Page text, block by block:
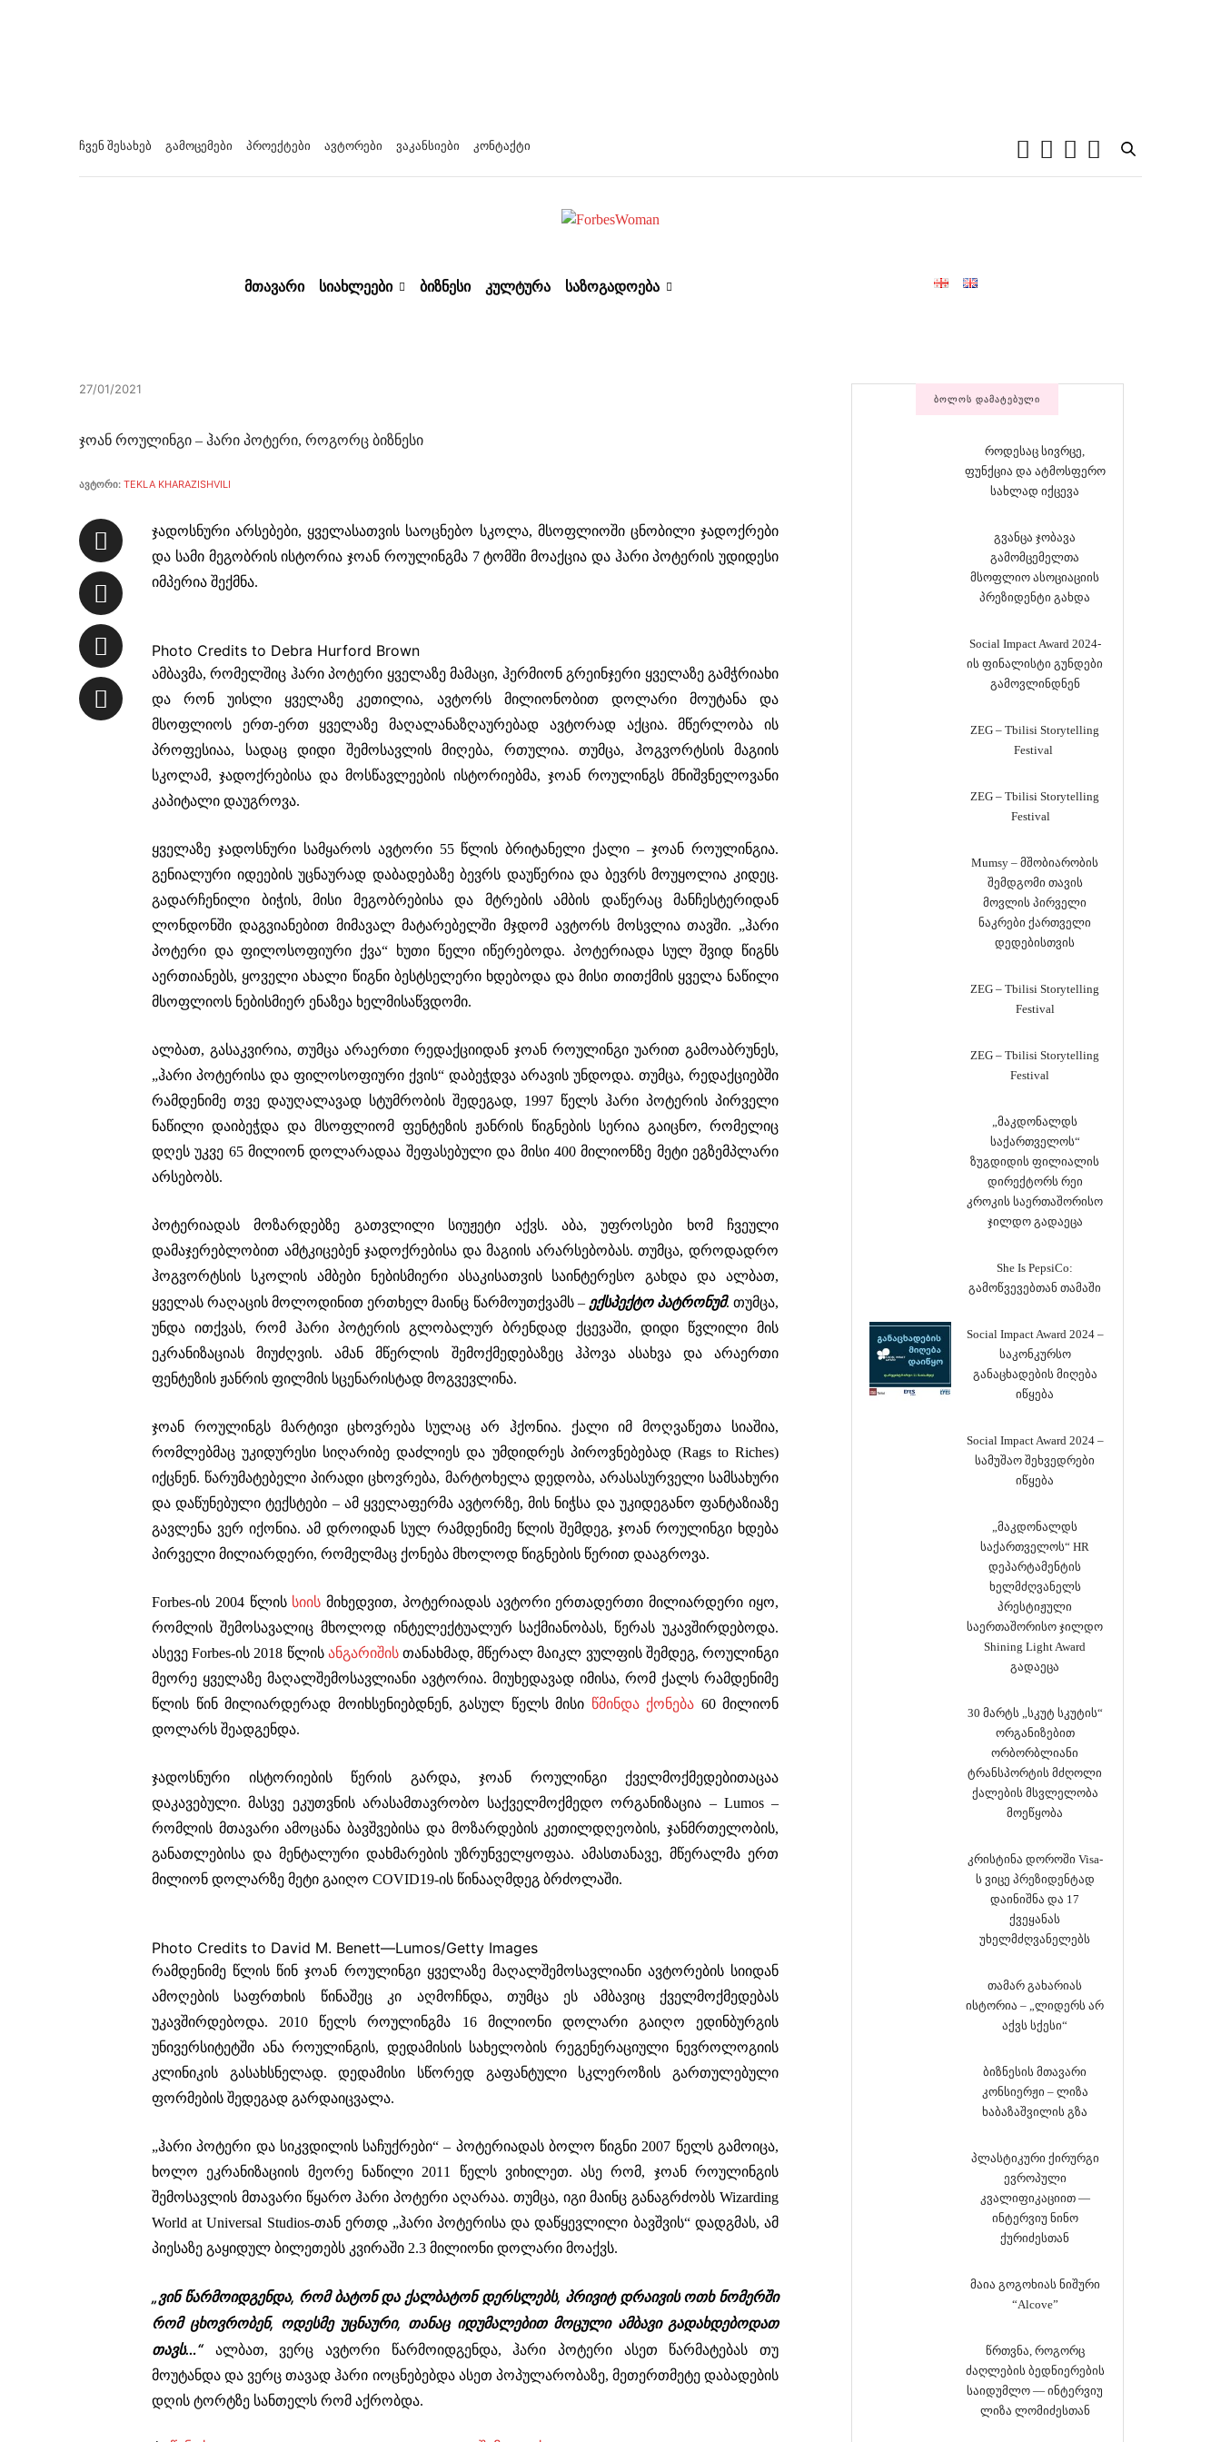
ჩვენ შესახებ გამოცემები პროექტები ავტორები ვაკანსიები კონტაქტი
ᲛᲗᲐᲕᲐᲠᲘ ᲡᲘᲐᲮᲚᲔᲔᲑᲘ ᲑᲘᲖᲜᲔᲡᲘ ᲙᲣᲚᲢᲣᲠᲐ ᲡᲐᲖᲝᲒᲐᲓᲝᲔᲑᲐ
27/01/2021
ჯოან როულინგი – ჰარი პოტერი, როგორც ბიზნესი
ავტორი: TEKLA KHARAZISHVILI
ჯადოსნური არსებები, ყველასათვის საოცნებო სკოლა, მსოფლიოში ცნობილი ჯადოქრები
და სამი მეგობრის ისტორია ჯოან როულინგმა 7 ტომში მოაქცია და ჰარი პოტერის უდიდესი
იმპერია შექმნა.
Photo Credits to Debra Hurford Brown
ამბავმა, რომელშიც ჰარი პოტერი ყველაზე მამაცი, ჰერმიონ გრეინჯერი ყველაზე გამჭრიახი
და რონ უისლი ყველაზე კეთილია, ავტორს მილიონობით დოლარი მოუტანა და
მსოფლიოს ერთ-ერთ ყველაზე მაღალანაზღაურებად ავტორად აქცია. მწერლობა ის
პროფესიაა, სადაც დიდი შემოსავლის მიღება, რთულია. თუმცა, ჰოგვორტსის მაგიის
სკოლამ, ჯადოქრებისა და მოსწავლეების ისტორიებმა, ჯოან როულინგს მნიშვნელოვანი
კაპიტალი დაუგროვა.
ყველაზე ჯადოსნური სამყაროს ავტორი 55 წლის ბრიტანელი ქალი – ჯოან როულინგია.
გენიალური იდეების უცნაურად დაბადებაზე ბევრს დაუწერია და ბევრს მოუყოლია კიდეც.
გადარჩენილი ბიჭის, მისი მეგობრებისა და მტრების ამბის დაწერაც მანჩესტერიდან
ლონდონში დაგვიანებით მიმავალ მატარებელში მჯდომ ავტორს მოსვლია თავში. „ჰარი
პოტერი და ფილოსოფიური ქვა“ ხუთი წელი იწერებოდა. პოტერიადა სულ შვიდ წიგნს
აერთიანებს, ყოველი ახალი წიგნი ბესტსელერი ხდებოდა და მისი თითქმის ყველა ნაწილი
მსოფლიოს ნებისმიერ ენაზეა ხელმისაწვდომი.
ალბათ, გასაკვირია, თუმცა არაერთი რედაქციიდან ჯოან როულინგი უარით გამოაბრუნეს,
„ჰარი პოტერისა და ფილოსოფიური ქვის“ დაბეჭდვა არავის უნდოდა. თუმცა, რედაქციებში
რამდენიმე თვე დაუღალავად სტუმრობის შედეგად, 1997 წელს ჰარი პოტერის პირველი
ნაწილი დაიბეჭდა და მსოფლიომ ფენტეზის ჟანრის წიგნების სერია გაიცნო, რომელიც
დღეს უკვე 65 მილიონ დოლარადაა შეფასებული და მისი 400 მილიონზე მეტი ეგზემპლარი
არსებობს.
პოტერიადას მოზარდებზე გათვლილი სიუჟეტი აქვს. აბა, უფროსები ხომ ჩვეული
დამაჯერებლობით ამტკიცებენ ჯადოქრებისა და მაგიის არარსებობას. თუმცა, დროდადრო
ჰოგვორტსის სკოლის ამბები ნებისმიერი ასაკისათვის საინტერესო გახდა და ალბათ,
ყველას რაღაცის მოლოდინით ერთხელ მაინც წარმოუთქვამს – ექსპექტო პატრონუმ. თუმცა,
უნდა ითქვას, რომ ჰარი პოტერის გლობალურ ბრენდად ქცევაში, დიდი წვლილი მის
ეკრანიზაციას მიუძღვის. ამან მწერლის შემოქმედებაზეც ჰპოვა ასახვა და არაერთი
ფენტეზის ჟანრის ფილმის სცენარისტად მოგვევლინა.
ჯოან როულინგს მარტივი ცხოვრება სულაც არ ჰქონია. ქალი იმ მოღვაწეთა სიაშია,
რომლებმაც უკიდურესი სიღარიბე დაძლიეს და უმდიდრეს პიროვნებებად (Rags to Riches)
იქცნენ. წარუმატებელი პირადი ცხოვრება, მარტოხელა დედობა, არასასურველი სამსახური
და დაწუნებული ტექსტები – ამ ყველაფერმა ავტორზე, მის ნიჭსა და უკიდეგანო ფანტაზიაზე
გავლენა ვერ იქონია. ამ დროიდან სულ რამდენიმე წლის შემდეგ, ჯოან როულინგი ხდება
პირველი მილიარდერი, რომელმაც ქონება მხოლოდ წიგნების წერით დააგროვა.
Forbes-ის 2004 წლის სიის მიხედვით, პოტერიადას ავტორი ერთადერთი მილიარდერი იყო,
რომლის შემოსავალიც მხოლოდ ინტელექტუალურ საქმიანობას, წერას უკავშირდებოდა.
ასევე Forbes-ის 2018 წლის ანგარიშისთანახმად, მწერალ მაიკლ ვულფის შემდეგ, როულინგი
მეორე ყველაზე მაღალშემოსავლიანი ავტორია. მიუხედავად იმისა, რომ ქალს რამდენიმე
წლის წინ მილიარდერად მოიხსენიებდნენ, გასულ წელს მისი წმინდა ქონება 60 მილიონ
დოლარს შეადგენდა.
ჯადოსნური ისტორიების წერის გარდა, ჯოან როულინგი ქველმოქმედებითაცაა
დაკავებული. მასვე ეკუთვნის არასამთავრობო საქველმოქმედო ორგანიზაცია – Lumos –
რომლის მთავარი ამოცანა ბავშვებისა და მოზარდების კეთილდღეობის, ჯანმრთელობის,
განათლებისა და მენტალური დახმარების უზრუნველყოფაა. ამასთანავე, მწერალმა ერთ
მილიონ დოლარზე მეტი გაიღო COVID19-ის წინააღმდეგ ბრძოლაში.
Photo Credits to David M. Benett—Lumos/Getty Images
რამდენიმე წლის წინ ჯოან როულინგი ყველაზე მაღალშემოსავლიანი ავტორების სიიდან
ამოღების საფრთხის წინაშეც კი აღმოჩნდა, თუმცა ეს ამბავიც ქველმოქმედებას
უკავშირდებოდა. 2010 წელს როულინგმა 16 მილიონი დოლარი გაიღო ედინბურგის
უნივერსიტეტში ანა როულინგის, დედამისის სახელობის რეგენერაციული ნევროლოგიის
კლინიკის გასახსნელად. დედამისი სწორედ გაფანტული სკლეროზის გართულებული
ფორმების შედეგად გარდაიცვალა.
„ჰარი პოტერი და სიკვდილის საჩუქრები“ – პოტერიადას ბოლო წიგნი 2007 წელს გამოიცა,
ხოლო ეკრანიზაციის მეორე ნაწილი 2011 წელს ვიხილეთ. ასე რომ, ჯოან როულინგის
შემოსავლის მთავარი წყარო ჰარი პოტერი აღარაა. თუმცა, იგი მაინც განაგრძობს Wizarding
World at Universal Studios-თან ერთდ „ჰარი პოტერისა და დაწყევლილი ბავშვის“ დადგმას, ამ
პიესაზე გაყიდულ ბილეთებს კვირაში 2.3 მილიონი დოლარი მოაქვს.
„ვინ წარმოიდგენდა, რომ ბატონ და ქალბატონ დერსლებს, პრივიტ დრაივის ოთხ ნომერში
რომ ცხოვრობენ, ოდესმე უცნაური, თანაც იდუმალებით მოცული ამბავი გადახდებოდათ
თავს…“
ალბათ, ვერც ავტორი წარმოიდგენდა, ჰარი პოტერი ასეთ წარმატებას თუ
მოუტანდა და ვერც თავად ჰარი იოცნებებდა ასეთ პოპულარობაზე, მეთერთმეტე დაბადების
დღის ტორტზე სანთელს რომ აქრობდა.
ᲑᲝᲚᲝᲡ ᲓᲐᲛᲐᲢᲔᲑᲣᲚᲘ
როდესაც სივრცე,
ფუნქცია და ატმოსფერო
სახლად იქცევა
გვანცა ჯობავა
გამომცემელთა
მსოფლიო ასოციაციის
პრეზიდენტი გახდა
Social Impact Award 2024-
ის ფინალისტი გუნდები
გამოვლინდნენ
ZEG – Tbilisi Storytelling
Festival
ZEG – Tbilisi Storytelling
Festival
Mumsy – მშობიარობის
შემდგომი თავის
მოვლის პირველი
ნაკრები ქართველი
დედებისთვის
ZEG – Tbilisi Storytelling
Festival
ZEG – Tbilisi Storytelling
Festival
„მაკდონალდს
საქართველოს“
ზუგდიდის ფილიალის
დირექტორს რეი
კროკის საერთაშორისო
ჯილდო გადაეცა
She Is PepsiCo:
გამოწვევებთან თამაში
Social Impact Award 2024 –
საკონკურსო
განაცხადების მიღება
იწყება
Social Impact Award 2024 –
სამუშაო შეხვედრები
იწყება
„მაკდონალდს
საქართველოს“ HR
დეპარტამენტის
ხელმძღვანელს
პრესტიჟული
საერთაშორისო ჯილდო
Shining Light Award
გადაეცა
30 მარტს „სკუტ სკუტის“
ორგანიზებით
ორბორბლიანი
ტრანსპორტის მძღოლი
ქალების მსვლელობა
მოეწყობა
კრისტინა დოროში Visa-
ს ვიცე პრეზიდენტად
დაინიშნა და 17
ქვეყანას
უხელმძღვანელებს
თამარ გახარიას
ისტორია – „ლიდერს არ
აქვს სქესი“
ბიზნესის მთავარი
კონსიერჟი – ლიზა
ხაბაზაშვილის გზა
პლასტიკური ქირურგი
ევროპული
კვალიფიკაციით —
ინტერვიუ ნინო
ქურიძესთან
მაია გოგოხიას ნიშური
“Alcove”
წრთვნა, როგორც
ძაღლების ბედნიერების
საიდუმლო — ინტერვიუ
ლიზა ლომიძესთან